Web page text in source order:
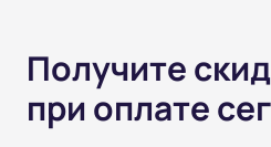
Получите
при оплате